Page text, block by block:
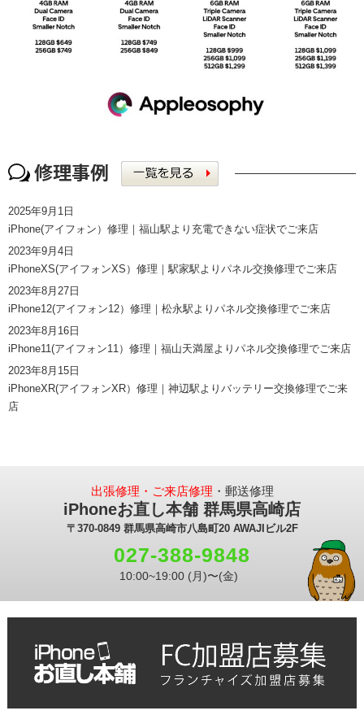
2025年9月1日
iPhone(アイフォン）修理｜福山駅より充電できない症状でご来店
2023年9月4日
iPhoneXS(アイフォンXS）修理｜駅家駅よりパネル交換修理でご来店
2023年8月27日
iPhone12(アイフォン12）修理｜松永駅よりパネル交換修理でご来店
2023年8月16日
iPhone11(アイフォン11）修理｜福山天満屋よりパネル交換修理でご来店
2023年8月15日
iPhoneXR(アイフォンXR）修理｜神辺駅よりバッテリー交換修理でご来
店
出張修理・ご来店修理 ・郵送修理
iPhoneお直し本舗 群馬県高崎店
〒370-0849 群馬県高崎市八島町20 AWAJIビル2F
027-388-9848
10:00~19:00 (月)〜(金)